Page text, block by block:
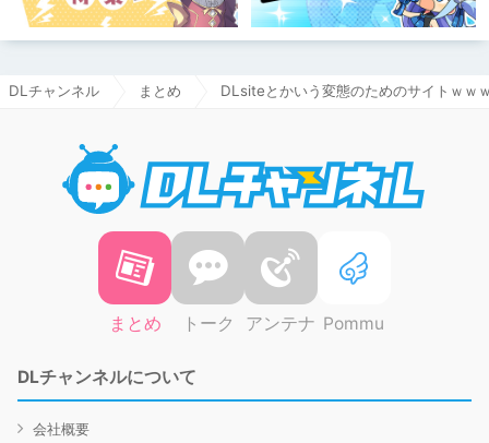
DLチャンネル まとめ DLsiteとかいう変態のためのサイトｗｗ
まとめ トーク アンテナ Pommu
DLチャンネルについて
会社概要